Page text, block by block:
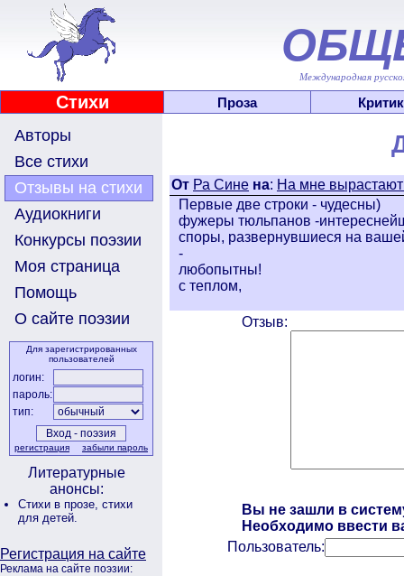
Международная
Стихи Проза
Авторы
Все стихи
Отзывы на стихи
Аудиокниги
Конкурсы поэзии
Моя страница
Помощь
О сайте поэзии
Для зарегистрированных
пользователей
логин:
пароль:
тип:
регистрация забыли пароль
Литературные
анонсы:
Стихи в прозе, стихи
для детей.
Регистрация на сайте
Реклама на сайте поэзии:
От Ра Сине на: На мне
Первые две строки - чудесны)
фужеры тюльпанов -
споры, развернувшиеся на
-
любопытны!
с теплом,
Отзыв:
Вы не зашли в
Необходимо ввести
Пользователь: